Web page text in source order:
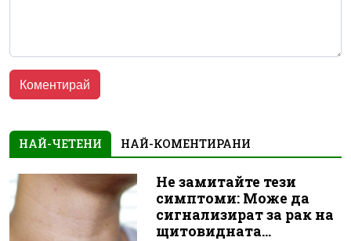
НАЙ-ЧЕТЕНИ НАЙ-КОМЕНТИРАНИ
Не замитайте тези
симптоми: Може да
сигнализират за рак на
щитовидната...